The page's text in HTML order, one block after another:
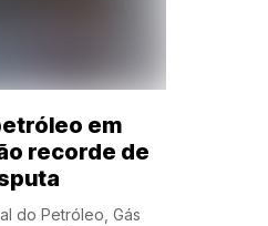
em
recorde de
do Petróleo, Gás